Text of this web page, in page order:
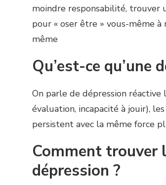
moindre responsabilité, trouver
pour « oser être » vous-même
même
Qu’est-ce qu’une
On parle de dépression
évaluation, incapacité à jouir),
persistent avec la même force
Comment trouver
dépression ?